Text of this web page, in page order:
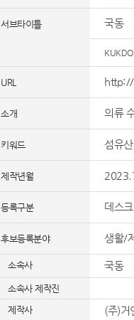
서브타이틀 국동
URL
소개 의류
키워드 섬유
제작년월
등록구분 데스
후보등록분야 생활/
소속사 국동
소속사 제작진
제작사
(주)거